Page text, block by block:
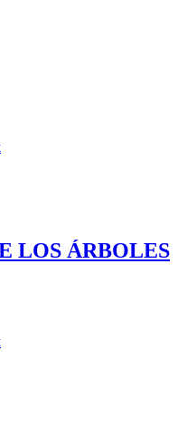
LOS ÁRBOLES